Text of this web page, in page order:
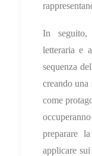
In seguito,
letteraria e
sequenza
creando una
come
preparare
applicare